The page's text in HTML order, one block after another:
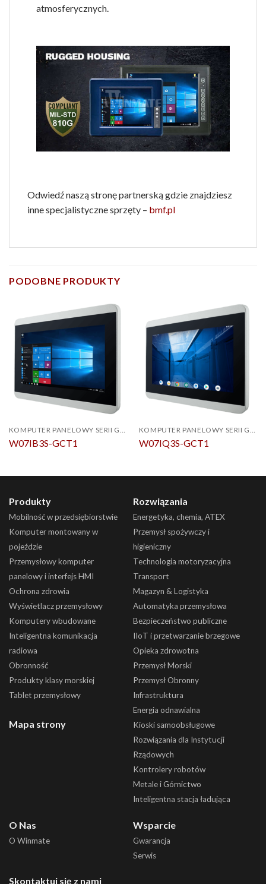
atmosferycznych.
Odwiedź naszą stronę partnerską gdzie znajdziesz
inne specjalistyczne sprzęty – bmf.pl
PODOBNE PRODUKTY
KOMPUTER PANELOWY SERII G-WIN GC
W07IB3S-GCT1
KOMPUTER PANELOWY SERII G-WIN GC
W07IQ3S-GCT1
Produkty
Mobilność w przedsiębiorstwie
Komputer montowany w
pojeździe
Przemysłowy komputer
panelowy i interfejs HMI
Ochrona zdrowia
Wyświetlacz przemysłowy
Komputery wbudowane
Inteligentna komunikacja
radiowa
Obronność
Produkty klasy morskiej
Tablet przemysłowy
Mapa strony
Rozwiązania
Energetyka, chemia, ATEX
Przemysł spożywczy i
higieniczny
Technologia motoryzacyjna
Transport
Magazyn & Logistyka
Automatyka przemysłowa
Bezpieczeństwo publiczne
IIoT i przetwarzanie brzegowe
Opieka zdrowotna
Przemysł Morski
Przemysł Obronny
Infrastruktura
Energia odnawialna
Kioski samoobsługowe
Rozwiązania dla Instytucji
Rządowych
Kontrolery robotów
Metale i Górnictwo
Inteligentna stacja ładująca
O Nas
O Winmate
Wsparcie
Gwarancja
Serwis
Skontaktuj się z nami